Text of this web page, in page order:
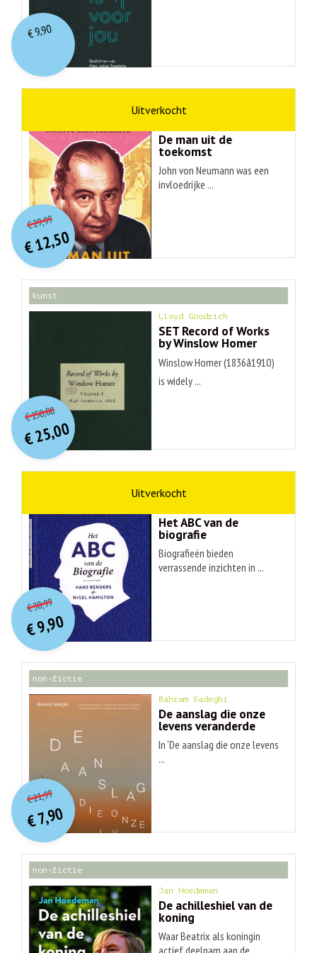
€9,90
De man uit de
toekomst
John von Neumann was een
invloedrijke ...
€29,99O
orspr
onkelijke
prijs
was:
€ 29,99.
€12,50
Huidige
prijs
is:€ 12,50.
kunst
Lloyd Goodrich
SET Record of Works
by Winslow Homer
Winslow Homer (1836â1910)
is widely ...
€250,00O
orspr
onkelijke
prijs
was:
€ 250,00.
€25,00
Huidige
prijs
is:
€ 25,00.
Het ABC van de
biografie
Biografieën bieden
verrassende inzichten in ...
€30,99O
orspr
onkelijke
prijs
was:
€ 30,99.
€9,90
Huidige
prijs
is:
€ 9,90.
non-fictie
Bahram Sadeghi
De aanslag die onze
levens veranderde
In ‘De aanslag die onze levens
...
€21,99O
orspr
onkelijke
prijs
was:
€ 21,99.
€7,90
Huidige
prijs
is:
€ 7,90.
non-fictie
Jan Hoedeman
De achilleshiel van de
koning
Waar Beatrix als koningin
actief deelnam aan de ...